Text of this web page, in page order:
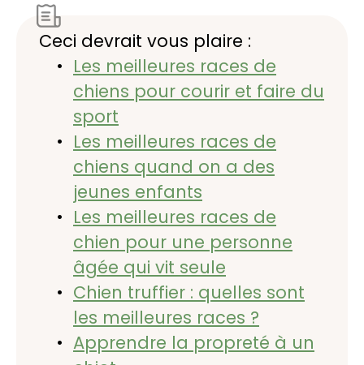
Ceci devrait vous plaire :
Les meilleures races de
chiens pour courir et faire du
sport
Les meilleures races de
chiens quand on a des
jeunes enfants
Les meilleures races de
chien pour une personne
âgée qui vit seule
Chien truffier : quelles sont
les meilleures races ?
Apprendre la propreté à un